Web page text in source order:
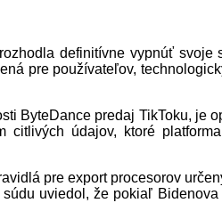
definitívne vypnúť svoje
pre používateľov,
ByteDance predaj TikToku, je
údajov, ktoré
pre export procesorov
uviedol, že pokiaľ